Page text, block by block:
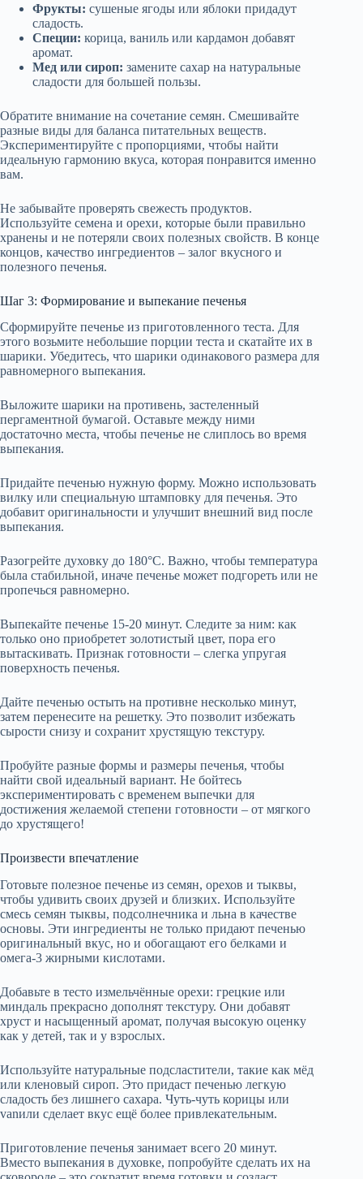
Фрукты: сушеные ягоды или яблоки придадут
сладость.
Специи: корица, ваниль или кардамон добавят
аромат.
Мед или сироп: замените сахар на натуральные
сладости для большей пользы.
Обратите внимание на сочетание семян. Смешивайте
разные виды для баланса питательных веществ.
Экспериментируйте с пропорциями, чтобы найти
идеальную гармонию вкуса, которая понравится именно
вам.
Не забывайте проверять свежесть продуктов.
Используйте семена и орехи, которые были правильно
хранены и не потеряли своих полезных свойств. В конце
концов, качество ингредиентов – залог вкусного и
полезного печенья.
Шаг 3: Формирование и выпекание печенья
Сформируйте печенье из приготовленного теста. Для
этого возьмите небольшие порции теста и скатайте их в
шарики. Убедитесь, что шарики одинакового размера для
равномерного выпекания.
Выложите шарики на противень, застеленный
пергаментной бумагой. Оставьте между ними
достаточно места, чтобы печенье не слиплось во время
выпекания.
Придайте печенью нужную форму. Можно использовать
вилку или специальную штамповку для печенья. Это
добавит оригинальности и улучшит внешний вид после
выпекания.
Разогрейте духовку до 180°C. Важно, чтобы температура
была стабильной, иначе печенье может подгореть или не
пропечься равномерно.
Выпекайте печенье 15-20 минут. Следите за ним: как
только оно приобретет золотистый цвет, пора его
вытаскивать. Признак готовности – слегка упругая
поверхность печенья.
Дайте печенью остыть на противне несколько минут,
затем перенесите на решетку. Это позволит избежать
сырости снизу и сохранит хрустящую текстуру.
Пробуйте разные формы и размеры печенья, чтобы
найти свой идеальный вариант. Не бойтесь
экспериментировать с временем выпечки для
достижения желаемой степени готовности – от мягкого
до хрустящего!
Произвести впечатление
Готовьте полезное печенье из семян, орехов и тыквы,
чтобы удивить своих друзей и близких. Используйте
смесь семян тыквы, подсолнечника и льна в качестве
основы. Эти ингредиенты не только придают печенью
оригинальный вкус, но и обогащают его белками и
омега-3 жирными кислотами.
Добавьте в тесто измельчённые орехи: грецкие или
миндаль прекрасно дополнят текстуру. Они добавят
хруст и насыщенный аромат, получая высокую оценку
как у детей, так и у взрослых.
Используйте натуральные подсластители, такие как мёд
или кленовый сироп. Это придаст печенью легкую
сладость без лишнего сахара. Чуть-чуть корицы или
vanили сделает вкус ещё более привлекательным.
Приготовление печенья занимает всего 20 минут.
Вместо выпекания в духовке, попробуйте сделать их на